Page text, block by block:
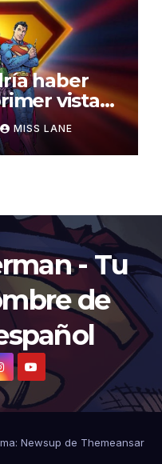
haber
vistazo
MISS LANE
- Tu
de
Newsup de Themeansar